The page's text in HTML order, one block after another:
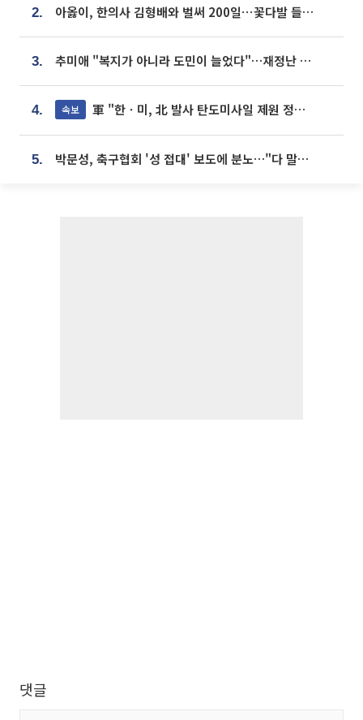
2. 아옳이, 한의사 김형배와 벌써 200일⋯꽃다발 들고 "프러포즈 아냐"
3. 추미애 "복지가 아니라 도민이 늘었다"…재정난 책임론 정면돌파
4. 속보 軍 "한ㆍ미, 北 발사 탄도미사일 제원 정밀분석 중"
5. 박문성, 축구협회 '성 접대' 보도에 분노…"다 말아먹으려고 작정했나"
댓글